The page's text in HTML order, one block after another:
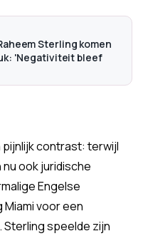
Sterling komen
'Negativiteit bleef
contrast: terwijl
ook juridische
Engelse
voor een
speelde zijn